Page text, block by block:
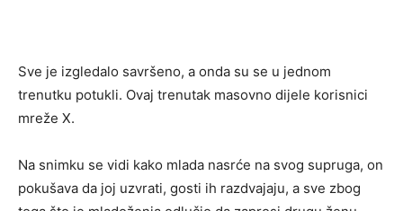
Sve je izgledalo savršeno, a onda su se u jednom
trenutku potukli. Ovaj trenutak masovno dijele korisnici
mreže X.
Na snimku se vidi kako mlada nasrće na svog supruga, on
pokušava da joj uzvrati, gosti ih razdvajaju, a sve zbog